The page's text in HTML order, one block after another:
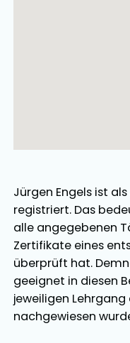
Jürgen Engels ist als
registriert. Das
alle angegebenen
Zertifikate eines
überprüft hat.
geeignet in diesen
jeweiligen
nachgewiesen